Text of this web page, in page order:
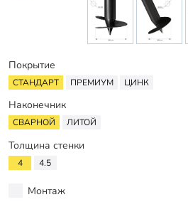
Программа лояльности
Вакансии
Калькулятор ЖБ свай
Покрытие
СТАНДАРТ ПРЕМИУМ ЦИНК
Наконечник
СВАРНОЙ ЛИТОЙ
Толщина стенки
4 4.5
Монтаж